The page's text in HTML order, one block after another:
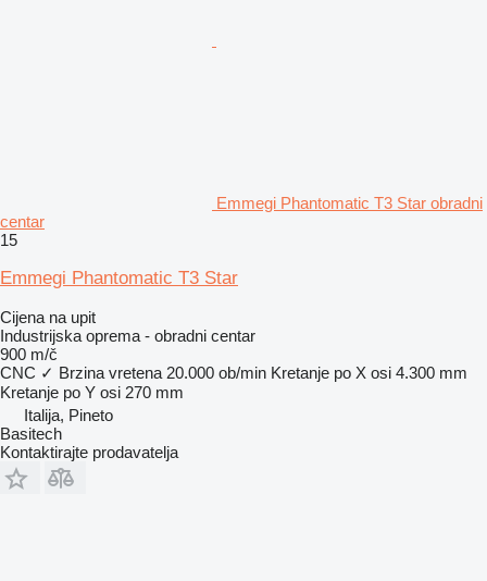
Emmegi Phantomatic T3 Star obradni
centar
15
Emmegi Phantomatic T3 Star
Cijena na upit
Industrijska oprema - obradni centar
900 m/č
CNC ✓ Brzina vretena 20.000 ob/min Kretanje po X osi 4.300 mm
Kretanje po Y osi 270 mm
Italija, Pineto
Basitech
Kontaktirajte prodavatelja